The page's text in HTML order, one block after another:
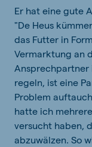
Er hat eine gute
"De Heus
das Futter in
Vermarktung an
Ansprechpartner
regeln, ist eine
Problem
hatte ich
versucht haben,
abzuwälzen. So